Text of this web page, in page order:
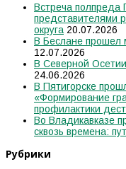
Встреча
представителями
округа 20.07.2026
В Беслане прошел
12.07.2026
В Северной
24.06.2026
В Пятигорске
«Формирование
профилактики
Во Владикавказе
сквозь времена:
Рубрики